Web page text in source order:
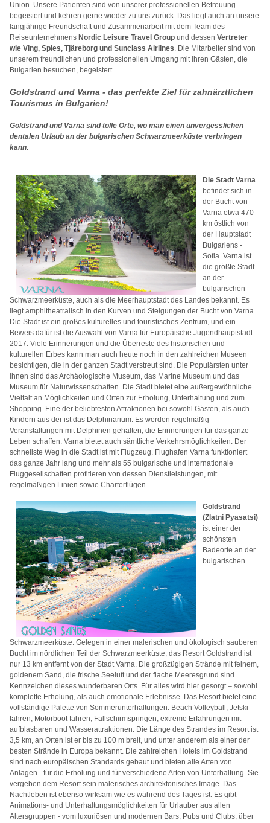
Union. Unsere Patienten sind von unserer professionellen Betreuung
begeistert und kehren gerne wieder zu uns zurück. Das liegt auch an unsere
langjährige Freundschaft und Zusammenarbeit mit dem Team des
Reiseunternehmens Nordic Leisure Travel Groupund dessen Vertreter
wie Ving, Spies, Tjäreborg und Sunclass Airlines. Die Mitarbeiter sind von
unserem freundlichen und professionellen Umgang mit ihren Gästen, die
Bulgarien besuchen, begeistert.
Goldstrand und Varna - das perfekte Ziel für zahnärztlichen
Tourismus in Bulgarien!
Goldstrand und Varna sind tolle Orte, wo man einen unvergesslichen
dentalen Urlaub an der bulgarischen Schwarzmeerküste verbringen
kann.
Die Stadt Varna
befindet sich in
der Bucht von
Varna etwa 470
km östlich von
der Hauptstadt
Bulgariens -
Sofia. Varna ist
die größte Stadt
an der
bulgarischen
Schwarzmeerküste, auch als die Meerhauptstadt des Landes bekannt. Es
liegt amphitheatralisch in den Kurven und Steigungen der Bucht von Varna.
Die Stadt ist ein großes kulturelles und touristisches Zentrum, und ein
Beweis dafür ist die Auswahl von Varna für Europäische Jugendhauptstadt
2017. Viele Erinnerungen und die Überreste des historischen und
kulturellen Erbes kann man auch heute noch in den zahlreichen Museen
besichtigen, die in der ganzen Stadt verstreut sind. Die Populärsten unter
ihnen sind das Archäologische Museum, das Marine Museum und das
Museum für Naturwissenschaften. Die Stadt bietet eine außergewöhnliche
Vielfalt an Möglichkeiten und Orten zur Erholung, Unterhaltung und zum
Shopping. Eine der beliebtesten Attraktionen bei sowohl Gästen, als auch
Kindern aus der ist das Delphinarium. Es werden regelmäßig
Veranstaltungen mit Delphinen gehalten, die Erinnerungen für das ganze
Leben schaffen. Varna bietet auch sämtliche Verkehrsmöglichkeiten. Der
schnellste Weg in die Stadt ist mit Flugzeug. Flughafen Varna funktioniert
das ganze Jahr lang und mehr als 55 bulgarische und internationale
Fluggesellschaften profitieren von dessen Dienstleistungen, mit
regelmäßigen Linien sowie Charterflügen.
Goldstrand
(Zlatni Pyasatsi)
ist einer der
schönsten
Badeorte an der
bulgarischen
Schwarzmeerküste. Gelegen in einer malerischen und ökologisch sauberen
Bucht im nördlichen Teil der Schwarzmeerküste, das Resort Goldstrand ist
nur 13 km entfernt von der Stadt Varna. Die großzügigen Strände mit feinem,
goldenem Sand, die frische Seeluft und der flache Meeresgrund sind
Kennzeichen dieses wunderbaren Orts. Für alles wird hier gesorgt – sowohl
komplette Erholung, als auch emotionale Erlebnisse. Das Resort bietet eine
vollständige Palette von Sommerunterhaltungen. Beach Volleyball, Jetski
fahren, Motorboot fahren, Fallschirmspringen, extreme Erfahrungen mit
aufblasbaren und Wasserattraktionen. Die Länge des Strandes im Resort ist
3,5 km, an Orten ist er bis zu 100 m breit, und unter anderem als einer der
besten Strände in Europa bekannt. Die zahlreichen Hotels im Goldstrand
sind nach europäischen Standards gebaut und bieten alle Arten von
Anlagen - für die Erholung und für verschiedene Arten von Unterhaltung. Sie
vergeben dem Resort sein malerisches architektonisches Image. Das
Nachtleben ist ebenso wirksam wie es während des Tages ist. Es gibt
Animations- und Unterhaltungsmöglichkeiten für Urlauber aus allen
Altersgruppen - vom luxuriösen und modernen Bars, Pubs und Clubs, über